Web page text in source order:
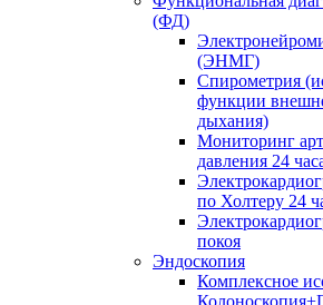
(ФД)
(ЭНМГ)
Спирометрия
функции
дыхания)
Мониторинг
давления 24
по Холтеру 24
покоя
Эндоскопия
Комплексное